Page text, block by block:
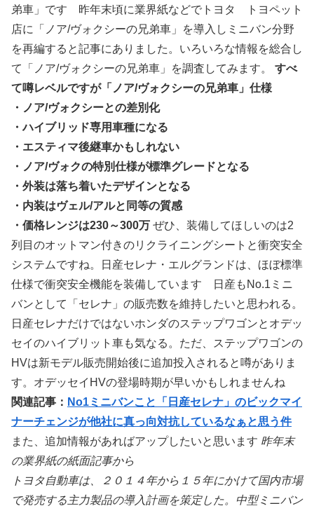
弟車」です 昨年末頃に業界紙などでトヨタ トヨペット
店に「ノア/ヴォクシーの兄弟車」を導入しミニバン分野
を再編すると記事にありました。いろいろな情報を総合し
て「ノア/ヴォクシーの兄弟車」を調査してみます。 すべ
て噂レベルですが「ノア/ヴォクシーの兄弟車」仕様
・ノア/ヴォクシーとの差別化
・ハイブリッド専用車種になる
・エスティマ後継車かもしれない
・ノア/ヴォクの特別仕様が標準グレードとなる
・外装は落ち着いたデザインとなる
・内装はヴェル/アルと同等の質感
・価格レンジは230～300万 ぜひ、装備してほしいのは2
列目のオットマン付きのリクライニングシートと衝突安全
システムですね。日産セレナ・エルグランドは、ほぼ標準
仕様で衝突安全機能を装備しています 日産もNo.1ミニ
バンとして「セレナ」の販売数を維持したいと思われる。
日産セレナだけではないホンダのステップワゴンとオデッ
セイのハイブリット車も気なる。ただ、ステップワゴンの
HVは新モデル販売開始後に追加投入されると噂がありま
す。オデッセイHVの登場時期が早いかもしれませんね
関連記事： No1ミニバンこと「日産セレナ」のビックマイ
ナーチェンジが他社に真っ向対抗しているなぁと思う件
また、追加情報があればアップしたいと思います 昨年末
の業界紙の紙面記事から
トヨタ自動車は、２０１４年から１５年にかけて国内市場
で発売する主力製品の導入計画を策定した。中型ミニバン